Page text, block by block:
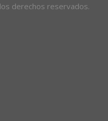
derechos reservados.